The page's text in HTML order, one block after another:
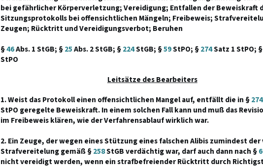
bei gefährlicher Körperverletzung; Vereidigung; Entfallen der Beweiskraft
Sitzungsprotokolls bei offensichtlichen Mängeln; Freibeweis;
Zeugen; Rücktritt und Vereidigungsverbot; Beruhen
§46Abs. 1 StGB; §25Abs. 2 StGB; §224StGB; §59StPO; §274Satz 1 StPO; §
StPO
Leitsätze des Bearbeiters
1. Weist das Protokoll einen offensichtlichen Mangel auf, entfällt die in §274
StPO geregelte Beweiskraft. In einem solchen Fall kann und muß das
im Freibeweis klären, wie der Verfahrensablauf wirklich war.
2. Ein Zeuge, der wegen eines Stützung eines falschen Alibis zumindest
Strafvereitelung gemäß §258StGB verdächtig war, darf auch dann nach §
nicht vereidigt werden, wenn ein strafbefreiender Rücktritt durch